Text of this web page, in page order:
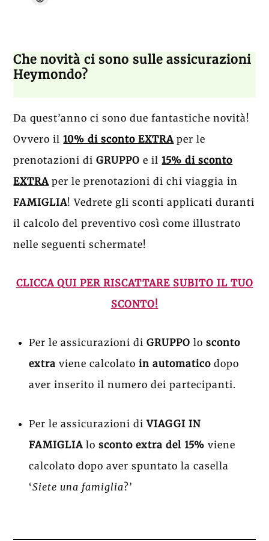
Che novità ci sono sulle assicurazioni
Heymondo?
Da quest’anno ci sono due fantastiche novità!
Ovvero il10% di sconto EXTRA per le
prenotazioni diGRUPPO e il15% di sconto
EXTRA per le prenotazioni di chi viaggia in
FAMIGLIA! Vedrete gli sconti applicati duranti
il calcolo del preventivo così come illustrato
nelle seguenti schermate!
CLICCA QUI PER RISCATTARE SUBITO IL TUO
SCONTO!
Per le assicurazioni di GRUPPO lo sconto
extra viene calcolato in automatico dopo
aver inserito il numero dei partecipanti.
Per le assicurazioni diVIAGGI IN
FAMIGLIA lo sconto extra del 15% viene
calcolato dopo aver spuntato la casella
‘Siete una famiglia?’